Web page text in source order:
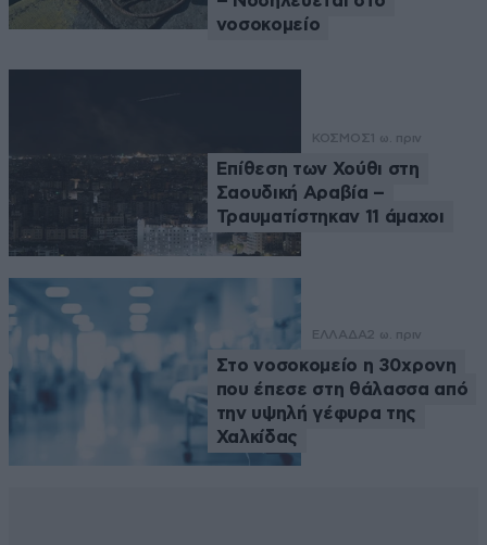
νοσοκομείο
ΚΟΣΜΟΣ 1 ω. πριν
Επίθεση των Χούθι στη
Σαουδική Αραβία –
Τραυματίστηκαν 11 άμαχοι
ΕΛΛΑΔΑ2 ω. πριν
Στο νοσοκομείο η 30χρονη
που έπεσε στη θάλασσα από
την υψηλή γέφυρα της
Χαλκίδας